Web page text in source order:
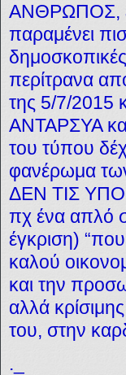
ΑΝΘΡΩΠΟΣ,
παραμένει
περίτρανα
της 5/7/2015
ΑΝΤΑΡΣΥΑ
του τύπου
φανέρωμα
ΔΕΝ ΤΙΣ
πχ ένα απλό
έγκριση)
καλού
και την
αλλά
του, στην
._